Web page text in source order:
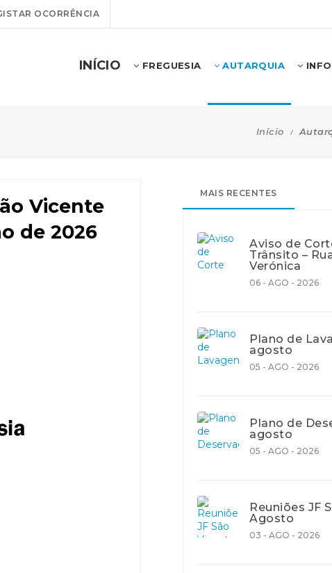
OCORRÊNCIA
INÍCIO FREGUESIA AUTARQUIA
Início
Vicente
de 2026
MAIS RECENTES
Aviso de
Trânsito –
Verónica
06 - AGO - 2026
Plano de
agosto
05 - AGO - 2026
Plano de
agosto
05 - AGO - 2026
Reuniões JF
Agosto
03 - AGO - 2026